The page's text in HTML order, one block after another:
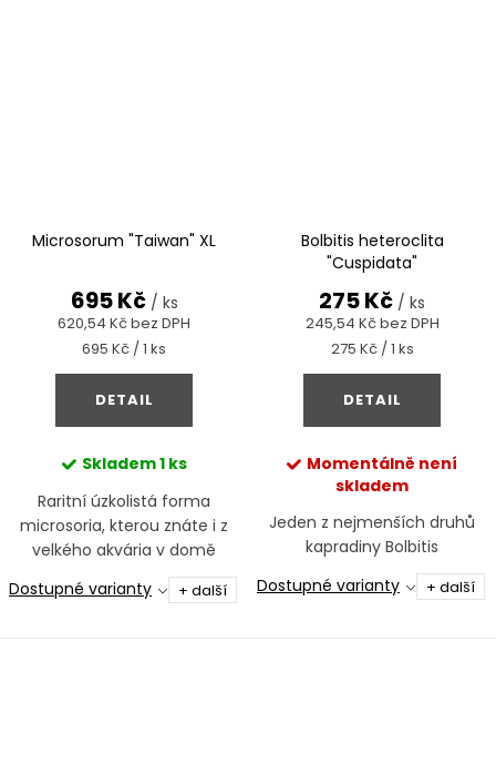
Microsorum "Taiwan" XL
620,54 Kč bez DPH
695 Kč / ks
Měrná
cena:
695 Kč / 1 ks
DETAIL
Skladem1 ks
Raritní úzkolistá forma
microsoria, kterou znáte i z
velkého akvária v domě
Takashi Amana
Dostupné varianty + další
Bolbitis heteroclita
"Cuspidata"
245,54 Kč bez DPH
275 Kč / ks
Měrná
cena:
275 Kč / 1 ks
DETAIL
Momentálně není
skladem
Jeden z nejmenších druhů
kapradiny Bolbitis
Dostupné varianty
+ další